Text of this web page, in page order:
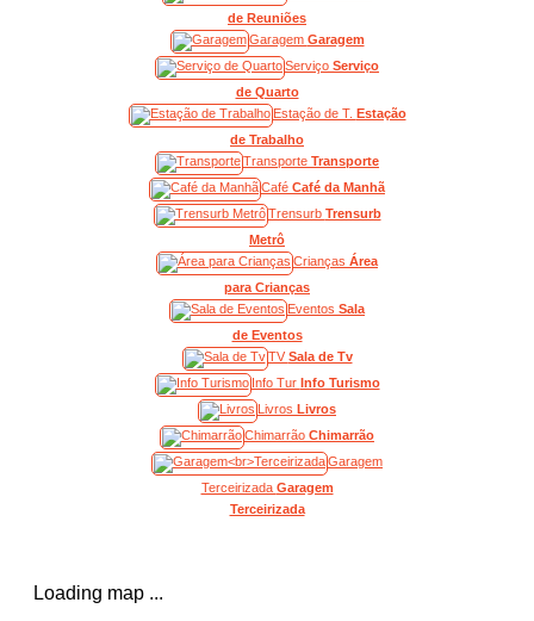
de Reuniões
Garagem Garagem
Serviço Serviço
de Quarto
Estação de T. Estação
de Trabalho
Transporte Transporte
Café Café da Manhã
Trensurb Trensurb
Metrô
Crianças Área
para Crianças
Eventos Sala
de Eventos
TV Sala de Tv
Info Tur Info Turismo
Livros Livros
Chimarrão Chimarrão
Garagem
Terceirizada Garagem
Terceirizada
Loading map ...